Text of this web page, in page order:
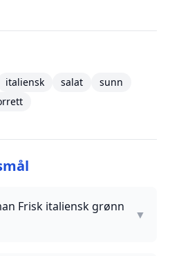
italiensk salat
sunn
Frisk italiensk grønn
▼